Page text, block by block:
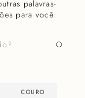
palavras-
para você:
COURO